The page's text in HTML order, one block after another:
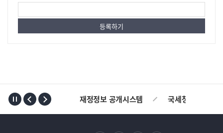
재정정보 공개시스템 국세청